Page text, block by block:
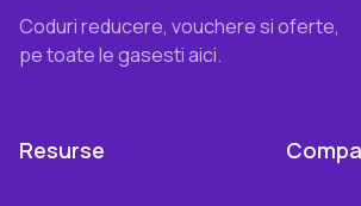
Coduri reducere, vouchere si oferte,
pe toate le gasesti aici.
Resurse